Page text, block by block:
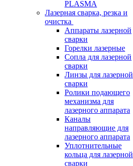
PLASMA
Лазерная сварка, резка и
очистка
Аппараты лазерной
сварки
Горелки лазерные
Сопла для лазерной
сварки
Линзы для лазерной
сварки
Ролики подающего
механизма для
лазерного аппарата
Каналы
направляющие для
лазерного аппарата
Уплотнительные
кольца для лазерной
сварки